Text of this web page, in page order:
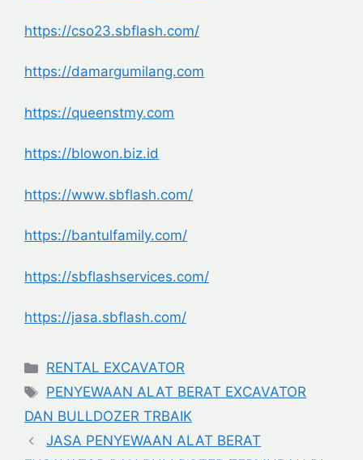
https://cso23.sbflash.com/
https://damargumilang.com
https://queenstmy.com
https://blowon.biz.id
https://www.sbflash.com/
https://bantulfamily.com/
https://sbflashservices.com/
https://jasa.sbflash.com/
Categories
RENTAL EXCAVATOR
Tags
PENYEWAAN ALAT BERAT EXCAVATOR
DAN BULLDOZER TRBAIK
JASA PENYEWAAN ALAT BERAT